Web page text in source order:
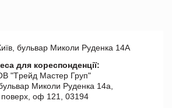
бульвар Миколи Руденка 14А
для кореспонденції:
"Tрейд Мастер Груп"
Миколи Руденка 14а,
поверх, оф 121, 03194